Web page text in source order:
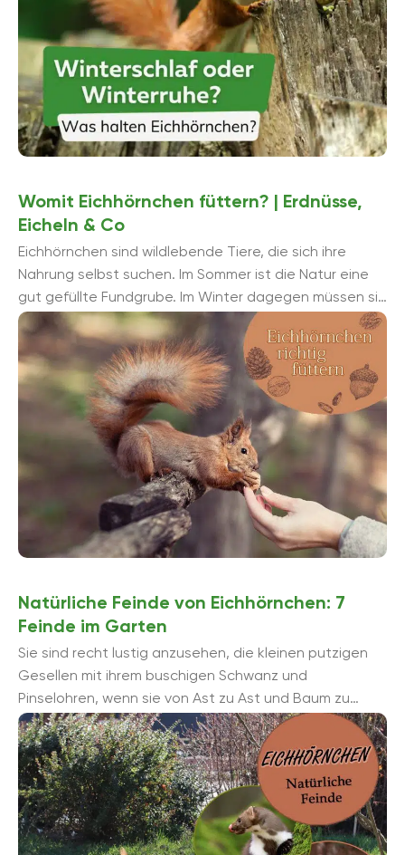
Womit Eichhörnchen füttern? | Erdnüsse,
Eicheln & Co
Eichhörnchen sind wildlebende Tiere, die sich ihre
Nahrung selbst suchen. Im Sommer ist die Natur eine
gut gefüllte Fundgrube. Im Winter dagegen müssen sie
aus angelegten Essvorrä...
Natürliche Feinde von Eichhörnchen: 7
Feinde im Garten
Sie sind recht lustig anzusehen, die kleinen putzigen
Gesellen mit ihrem buschigen Schwanz und
Pinselohren, wenn sie von Ast zu Ast und Baum zu
Baum springen. Sie toben so ausgelassen ...